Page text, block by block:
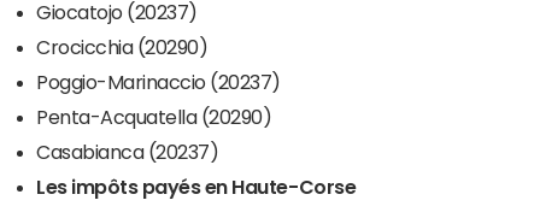
Giocatojo (20237)
Crocicchia (20290)
Poggio-Marinaccio (20237)
Penta-Acquatella (20290)
Casabianca (20237)
Les impôts payés en Haute-Corse